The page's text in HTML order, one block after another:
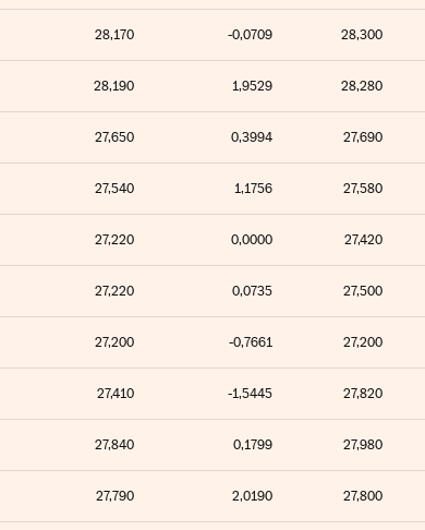
28,170 -0,0709 28,300
28,190 1,9529 28,280
27,650 0,3994 27,690
27,540 1,1756 27,580
27,220 0,0000 27,420
27,220 0,0735 27,500
27,200 -0,7661 27,200
27,410 -1,5445 27,820
27,840 0,1799 27,980
27,790 2,0190 27,800